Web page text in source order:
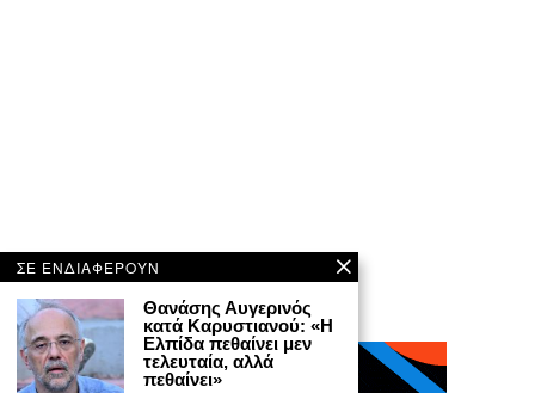
ΣΕ ΕΝΔΙΑΦΕΡΟΥΝ
Θανάσης Αυγερινός
κατά Καρυστιανού: «Η
Ελπίδα πεθαίνει μεν
τελευταία, αλλά
πεθαίνει»